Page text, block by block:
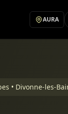
AURA
• Divonne-les-